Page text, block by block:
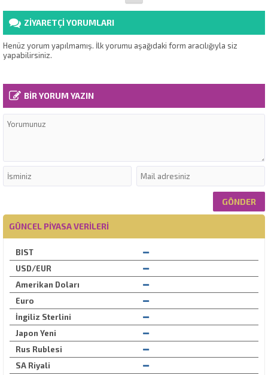
ZİYARETÇİ YORUMLARI
Henüz yorum yapılmamış. İlk yorumu aşağıdaki form aracılığıyla siz
yapabilirsiniz.
BİR YORUM YAZIN
GÜNCEL PIYASA VERILERI
BIST
USD/EUR
Amerikan Doları
Euro
İngiliz Sterlini
Japon Yeni
Rus Rublesi
SA Riyali